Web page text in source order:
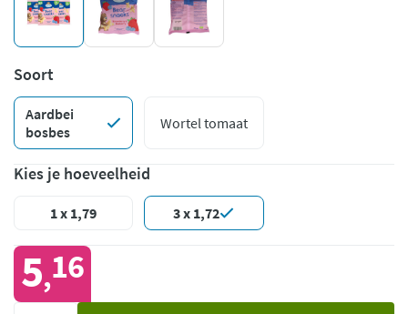
Soort
Aardbei
bosbes
Wortel tomaat
Kies je hoeveelheid
1 x 1,79 3 x 1,72
5,16